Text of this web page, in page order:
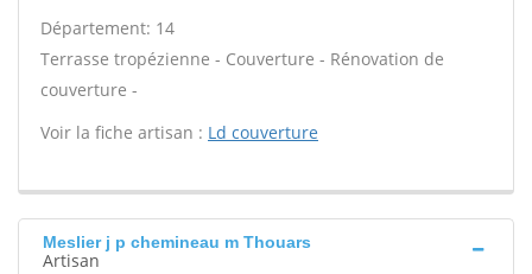
Département: 14
Terrasse tropézienne - Couverture - Rénovation de
couverture -
Voir la fiche artisan : Ld couverture
Meslier j p chemineau m Thouars
Artisan